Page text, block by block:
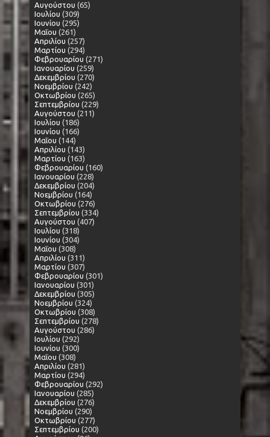
Αυγούστου (65)
Ιουλίου (309)
Ιουνίου (295)
Μαΐου (261)
Απριλίου (257)
Μαρτίου (294)
Φεβρουαρίου (271)
Ιανουαρίου (259)
Δεκεμβρίου (270)
Νοεμβρίου (242)
Οκτωβρίου (265)
Σεπτεμβρίου (229)
Αυγούστου (211)
Ιουλίου (186)
Ιουνίου (166)
Μαΐου (144)
Απριλίου (143)
Μαρτίου (163)
Φεβρουαρίου (160)
Ιανουαρίου (228)
Δεκεμβρίου (204)
Νοεμβρίου (164)
Οκτωβρίου (276)
Σεπτεμβρίου (334)
Αυγούστου (407)
Ιουλίου (318)
Ιουνίου (304)
Μαΐου (308)
Απριλίου (311)
Μαρτίου (307)
Φεβρουαρίου (301)
Ιανουαρίου (301)
Δεκεμβρίου (305)
Νοεμβρίου (324)
Οκτωβρίου (308)
Σεπτεμβρίου (278)
Αυγούστου (286)
Ιουλίου (292)
Ιουνίου (300)
Μαΐου (308)
Απριλίου (281)
Μαρτίου (294)
Φεβρουαρίου (292)
Ιανουαρίου (285)
Δεκεμβρίου (276)
Νοεμβρίου (290)
Οκτωβρίου (277)
Σεπτεμβρίου (200)